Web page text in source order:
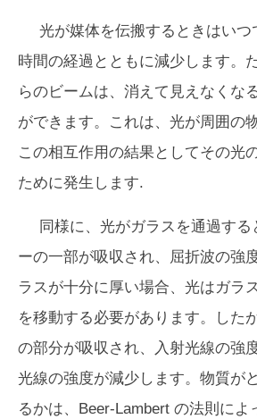
光が媒体を伝搬するときはいつ
時間の経過とともに減少します。
らのビームは、消えて見えなくな
ができます。これは、光が周囲の
この相互作用の結果としてその光
ために発生します.
同様に、光がガラスを通過す
ーの一部が吸収され、屈折波の強
ラスが十分に厚い場合、光はガラ
を移動する必要があります。した
の部分が吸収され、入射光線の強
光線の強度が減少します。物質が
るかは、
Beer-Lambert の法則 によ